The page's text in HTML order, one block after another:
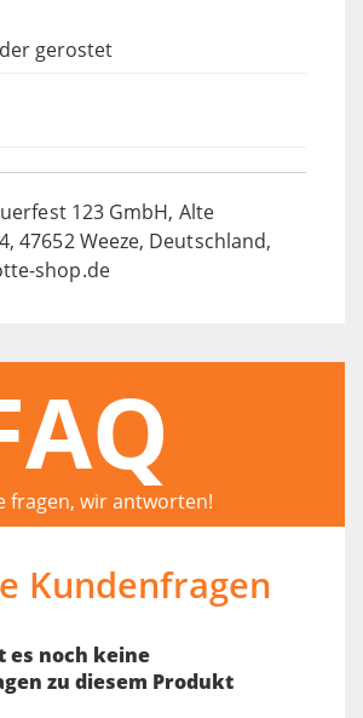
gerostet
123 GmbH, Alte
47652 Weeze, Deutschland,
shop.de
fragen, wir antworten!
Kundenfragen
es noch keine
zu diesem Produkt